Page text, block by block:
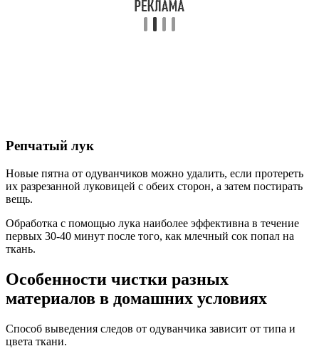
Репчатый лук
Новые пятна от одуванчиков можно удалить, если протереть
их разрезанной луковицей с обеих сторон, а затем постирать
вещь.
Обработка с помощью лука наиболее эффективна в течение
первых 30-40 минут после того, как млечный сок попал на
ткань.
Особенности чистки разных
материалов в домашних условиях
Способ выведения следов от одуванчика зависит от типа и
цвета ткани.